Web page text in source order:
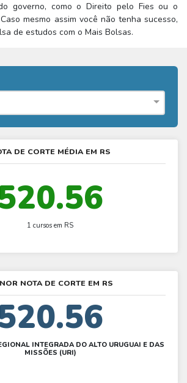
preparar
que é
participar
participantes
participar
espera
participantes
– Tudo o que você precisa saber
a inscrição
governo, como o Direito pelo Fies ou o
mesmo assim você não tenha sucesso,
de estudos com o Mais Bolsas.
DE CORTE MÉDIA EM RS
1 cursos em RS
NOTA DE CORTE EM RS
INTEGRADA DO ALTO URUGUAI E DAS
MISSÕES (URI)